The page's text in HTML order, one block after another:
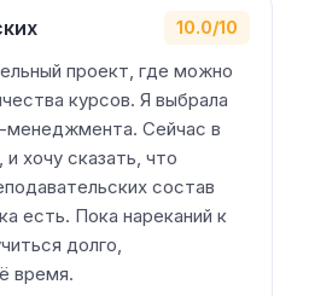
10.0/10
проект, где можно
курсов. Я выбрала
менеджмента. Сейчас в
хочу сказать, что
состав
есть. Пока нареканий к
долго,
время.